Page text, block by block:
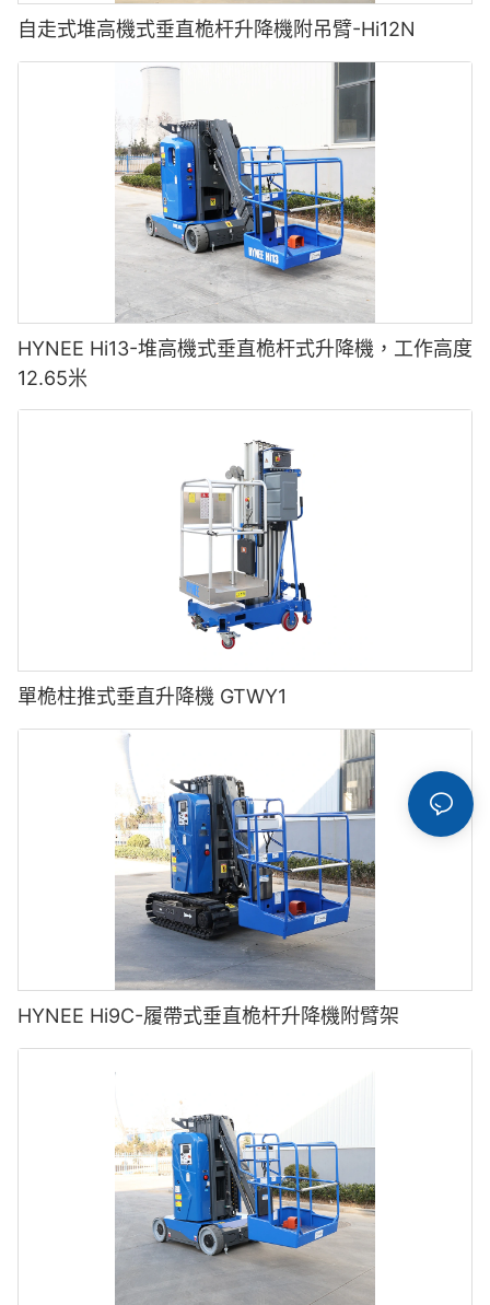
自走式堆高機式垂直桅杆升降機附吊臂-Hi12N
HYNEE Hi13-堆高機式垂直桅杆式升降機，工作高度
12.65米
單桅柱推式垂直升降機 GTWY1
HYNEE Hi9C-履帶式垂直桅杆升降機附臂架